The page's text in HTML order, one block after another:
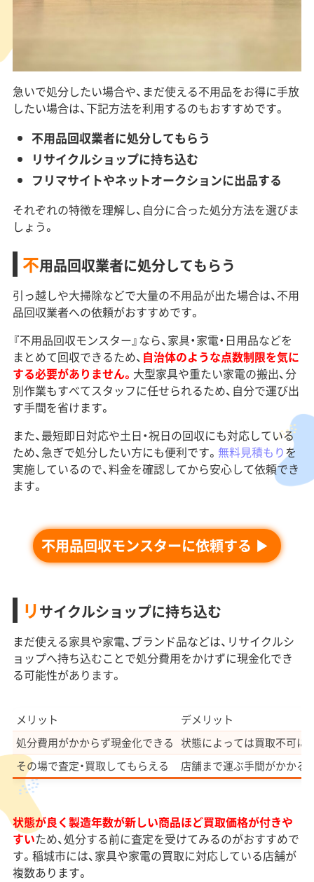
急いで処分したい場合や、まだ使える不用品をお得に手放
したい場合は、下記方法を利用するのもおすすめです。
不用品回収業者に処分してもらう
リサイクルショップに持ち込む
フリマサイトやネットオークションに出品する
それぞれの特徴を理解し、自分に合った処分方法を選びま
しょう。
不用品回収業者に処分してもらう
引っ越しや大掃除などで大量の不用品が出た場合は、不用
品回収業者への依頼がおすすめです。
『不用品回収モンスター』なら、家具・家電・日用品などを
まとめて回収できるため、 自治体のような点数制限を気に
する必要がありません。 大型家具や重たい家電の搬出、分
別作業もすべてスタッフに任せられるため、自分で運び出
す手間を省けます。
また、最短即日対応や土日・祝日の回収にも対応している
ため、急ぎで処分したい方にも便利です。 無料見積もりを
実施しているので、料金を確認してから安心して依頼でき
ます。
不用品回収モンスターに依頼する
リサイクルショップに持ち込む
まだ使える家具や家電、ブランド品などは、リサイクルシ
ョップへ持ち込むことで処分費用をかけずに現金化でき
る可能性があります。
メリット
デメリット
処分費用がかからず現金化できる 状態によっては買取不可に
その場で査定・買取してもらえる
店舗まで運ぶ手間がかかる
状態が良く製造年数が新しい商品ほど買取価格が付きや
すいため、処分する前に査定を受けてみるのがおすすめで
す。稲城市には、家具や家電の買取に対応している店舗が
複数あります。